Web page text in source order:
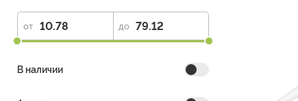
от до
В наличии